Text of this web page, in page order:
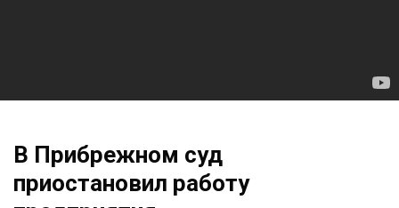
В Прибрежном суд
приостановил работу